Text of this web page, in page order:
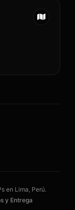
en Lima, Perú.
y Entrega